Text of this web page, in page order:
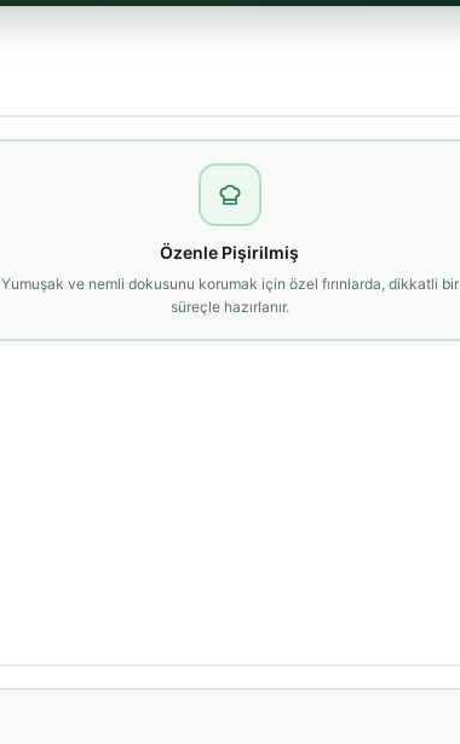
Özenle Pişirilmiş
Yumuşak ve nemli dokusunu korumak için özel fırınlarda, dikkatli bir
süreçle hazırlanır.